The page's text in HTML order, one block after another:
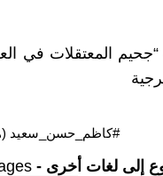
المعتقلات في
#كاظم_حسن_سعيد
إلى لغات أخرى -